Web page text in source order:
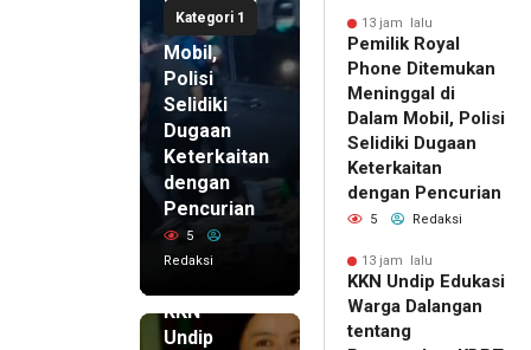
Kategori 1
di Dalam
Mobil,
Polisi
Selidiki
Dugaan
Keterkaitan
dengan
Pencurian
5
Redaksi
KKN
Undip
13 jam lalu
Pemilik Royal
Phone Ditemukan
Meninggal di
Dalam Mobil, Polisi
Selidiki Dugaan
Keterkaitan
dengan Pencurian
5 Redaksi
13 jam lalu
KKN Undip Edukasi
Warga Dalangan
tentang